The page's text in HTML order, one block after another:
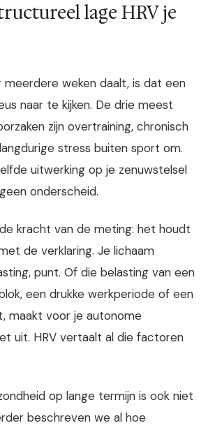
lage HRV je
meerdere weken daalt, is dat een
naar te kijken. De drie meest
zijn overtraining, chronisch
stress buiten sport om.
uitwerking op je zenuwstelsel
onderscheid.
kracht van de meting: het houdt
de verklaring. Je lichaam
punt. Of die belasting van een
een drukke werkperiode of een
maakt voor je autonome
uit. HRV vertaalt al die factoren
op lange termijn is ook niet
beschreven we al hoe